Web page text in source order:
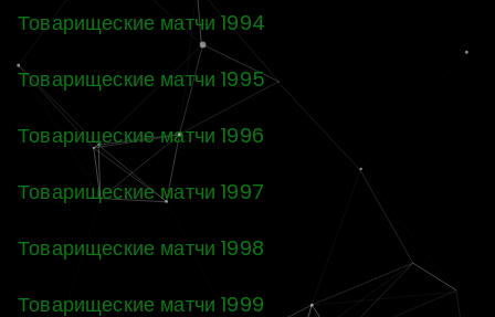
Товарищеские матчи 1994
Товарищеские матчи 1995
Товарищеские матчи 1996
Товарищеские матчи 1997
Товарищеские матчи 1998
Товарищеские матчи 1999